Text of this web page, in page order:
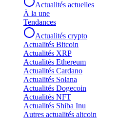
Actualités actuelles
À la une
Tendances
Actualités crypto
Actualités Bitcoin
Actualités XRP
Actualités Ethereum
Actualités Cardano
Actualités Solana
Actualités Dogecoin
Actualités NFT
Actualités Shiba Inu
Autres actualités altcoin